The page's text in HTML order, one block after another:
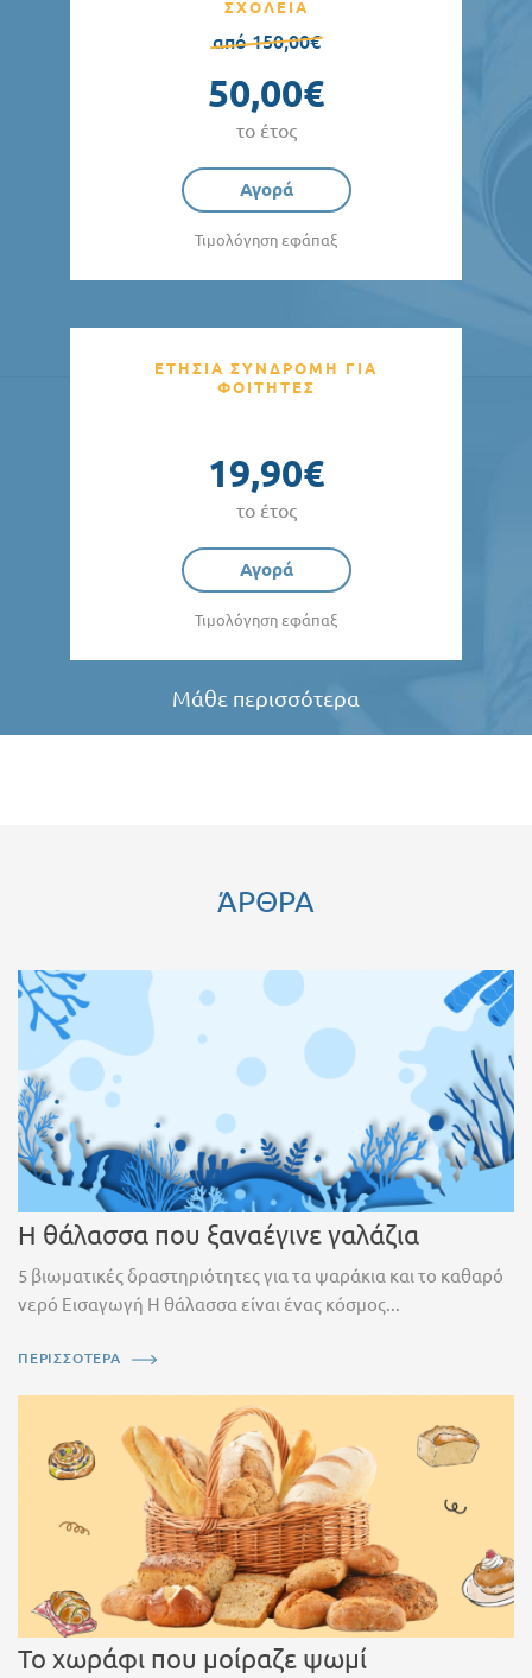
ΣΧΟΛΕΙΑ
από 150,00€
50,00€
το έτος
Αγορά
Τιμολόγηση εφάπαξ
ΕΤΗΣΙΑ ΣΥΝΔΡΟΜΗ ΓΙΑ
ΦΟΙΤΗΤΕΣ
19,90€
το έτος
Αγορά
Τιμολόγηση εφάπαξ
Μάθε περισσότερα
ΆΡΘΡΑ
Η θάλασσα που ξαναέγινε γαλάζια
5 βιωματικές δραστηριότητες για τα ψαράκια και το καθαρό
νερό Εισαγωγή Η θάλασσα είναι ένας κόσμος...
ΠΕΡΙΣΣΟΤΕΡΑ
Το χωράφι που μοίραζε ψωμί